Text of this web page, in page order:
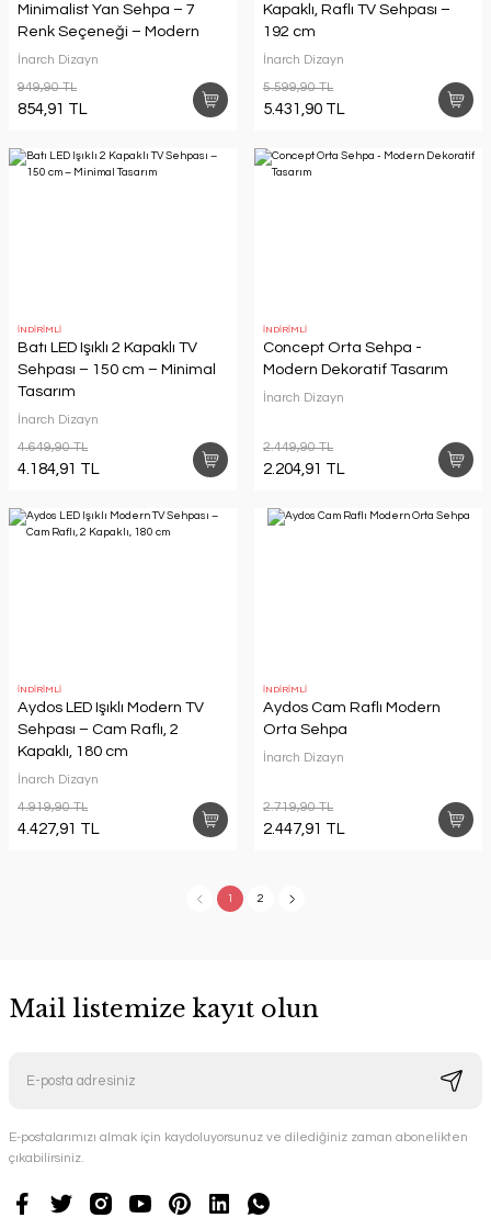
Minimalist Yan Sehpa – 7
Renk Seçeneği – Modern
Sehpa
İnarch Dizayn
949,90 TL
854,91 TL
Kapaklı, Raflı TV Sehpası –
192 cm
İnarch Dizayn
5.599,90 TL
5.431,90 TL
İNDİRİMLİ
Batı LED Işıklı 2 Kapaklı TV
Sehpası – 150 cm – Minimal
Tasarım
İnarch Dizayn
4.649,90 TL
4.184,91 TL
İNDİRİMLİ
Concept Orta Sehpa -
Modern Dekoratif Tasarım
İnarch Dizayn
2.449,90 TL
2.204,91 TL
İNDİRİMLİ
Aydos LED Işıklı Modern TV
Sehpası – Cam Raflı, 2
Kapaklı, 180 cm
İnarch Dizayn
4.919,90 TL
4.427,91 TL
İNDİRİMLİ
Aydos Cam Raflı Modern
Orta Sehpa
İnarch Dizayn
2.719,90 TL
2.447,91 TL
1 2
Mail listemize kayıt olun
E-postalarımızı almak için kaydoluyorsunuz ve dilediğiniz zaman abonelikten
çıkabilirsiniz.